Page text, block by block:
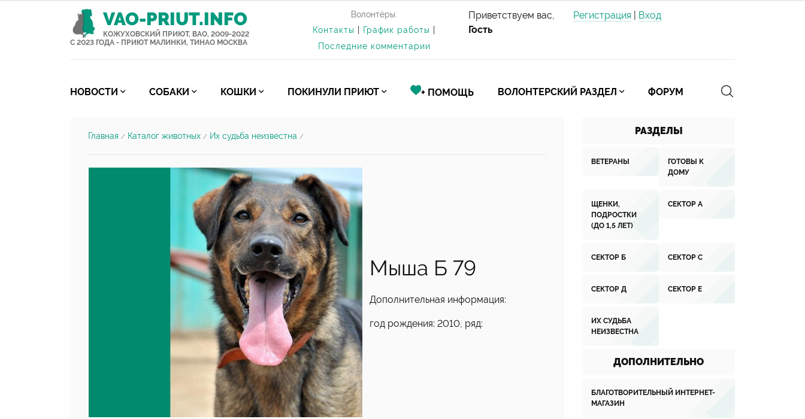
VAO-PRIUT.INFO
КОЖУХОВСКИЙ ПРИЮТ, ВАО, 2009-2022
С 2023 ГОДА - ПРИЮТ МАЛИНКИ, ТИНАО МОСКВА
Волонтёры:
Контакты
График работы
Последние комментарии
Приветствуем вас,
Гость
Регистрация Вход
НОВОСТИ СОБАКИ КОШКИ ПОКИНУЛИ ПРИЮТ + ПОМОЩЬ ВОЛОНТЕРСКИЙ РАЗДЕЛ ФОРУМ
Главная / Каталог животных / Их судьба неизвестна /
Мыша Б 79
Дополнительная информация:
год рождения: 2010, ряд:
РАЗДЕЛЫ
ВЕТЕРАНЫ
ГОТОВЫ К
ДОМУ
ЩЕНКИ,
ПОДРОСТКИ
(ДО 1,5 ЛЕТ)
СЕКТОР А
СЕКТОР Б СЕКТОР С
СЕКТОР Д СЕКТОР Е
ИХ СУДЬБА
НЕИЗВЕСТНА
ДОПОЛНИТЕЛЬНО
БЛАГОТВОРИТЕЛЬНЫЙ ИНТЕРНЕТ-
МАГАЗИН